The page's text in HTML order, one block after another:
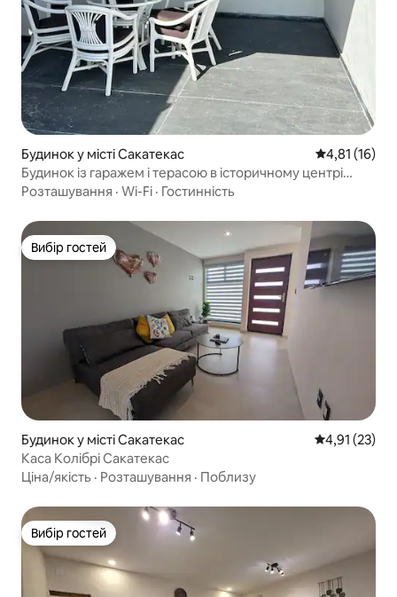
Будинок у місті Сакатекас Середня
4,81 (16)
Будинок із гаражем і терасою в історичному центрі
Сакатекаса
Розташування · Wi-Fi · Гостинність
Вибір гостей
Вибір гостей
Будинок у місті Сакатекас Середня
4,91 (23)
Каса Колібрі Сакатекас
Ціна/якість · Розташування · Поблизу
Вибір гостей
Вибір гостей